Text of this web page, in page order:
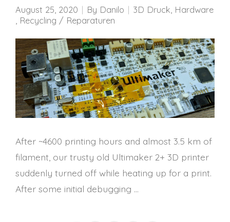
August 25, 2020 By Danilo 3D Druck Hardware
Recycling / Reparaturen
After ~4600 printing hours and almost 3.5 km of
filament, our trusty old Ultimaker 2+ 3D printer
suddenly turned off while heating up for a print.
After some initial debugging …